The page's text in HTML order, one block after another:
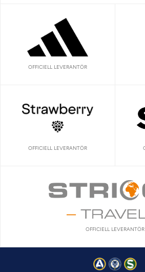
OFFICIELL LEVERANTÖR
OFFICIELL LEVERANTÖR
OFFICIELL LEVERANTÖR